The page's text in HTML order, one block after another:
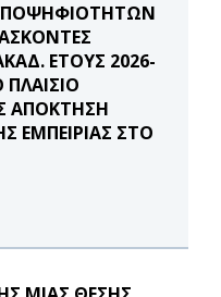
ΕΤΟΥΣ 2026-
ΑΠΟΚΤΗΣΗ
ΕΜΠΕΙΡΙΑΣ ΣΤΟ